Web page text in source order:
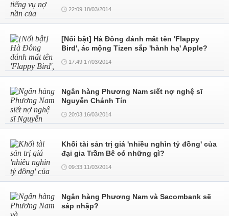
22:09 18/03/2014
[Nổi bật] Hà Đông đánh mất tên 'Flappy
Bird', ác mộng Tizen sắp 'hành hạ' Apple?
17:49 17/03/2014
Ngân hàng Phương Nam siết nợ nghệ sĩ
Nguyễn Chánh Tín
20:03 16/03/2014
Khối tài sản trị giá 'nhiều nghìn tỷ đồng' của
đại gia Trầm Bê có những gì?
09:33 11/03/2014
Ngân hàng Phương Nam và Sacombank sẽ
sáp nhập?